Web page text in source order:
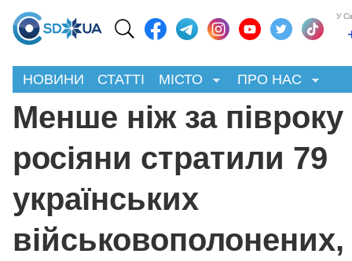
У
НОВИНИ СТАТТІ МІСТО ПРО НАС
Менше ніж за півроку
росіяни стратили 79
українських
військовополонених,